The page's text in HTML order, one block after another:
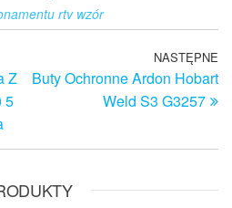
rtv wzór
Z
5
NASTĘPNE
Buty Ochronne Ardon Hobart
Weld S3 G3257